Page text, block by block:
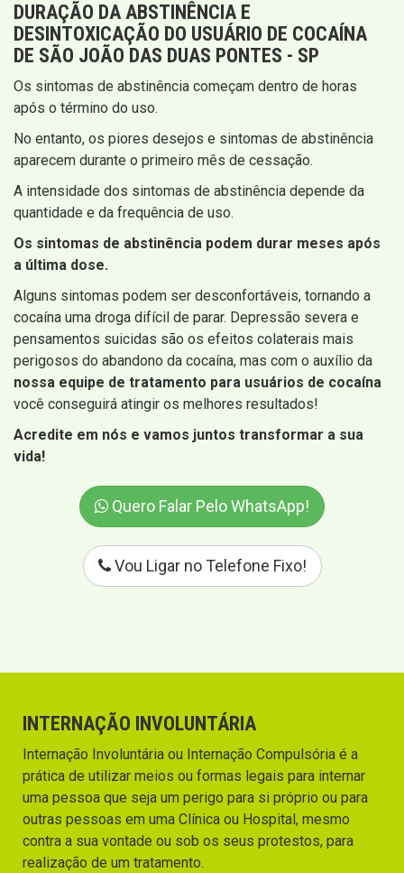
DURAÇÃO DA ABSTINÊNCIA E
DESINTOXICAÇÃO DO USUÁRIO DE COCAÍNA
DE SÃO JOÃO DAS DUAS PONTES - SP
Os sintomas de abstinência começam dentro de horas
após o término do uso.
No entanto, os piores desejos e sintomas de abstinência
aparecem durante o primeiro mês de cessação.
A intensidade dos sintomas de abstinência depende da
quantidade e da frequência de uso.
Os sintomas de abstinência podem durar meses após
a última dose.
Alguns sintomas podem ser desconfortáveis, tornando a
cocaína uma droga difícil de parar. Depressão severa e
pensamentos suicidas são os efeitos colaterais mais
perigosos do abandono da cocaína, mas com o auxílio da
nossa equipe de tratamento para usuários de cocaína
você conseguirá atingir os melhores resultados!
Acredite em nós e vamos juntos transformar a sua
vida!
Quero Falar Pelo WhatsApp!
Vou Ligar no Telefone Fixo!
INTERNAÇÃO INVOLUNTÁRIA
Internação Involuntária ou Internação Compulsória é a
prática de utilizar meios ou formas legais para internar
uma pessoa que seja um perigo para si próprio ou para
outras pessoas em uma Clínica ou Hospital, mesmo
contra a sua vontade ou sob os seus protestos, para
realização de um tratamento.